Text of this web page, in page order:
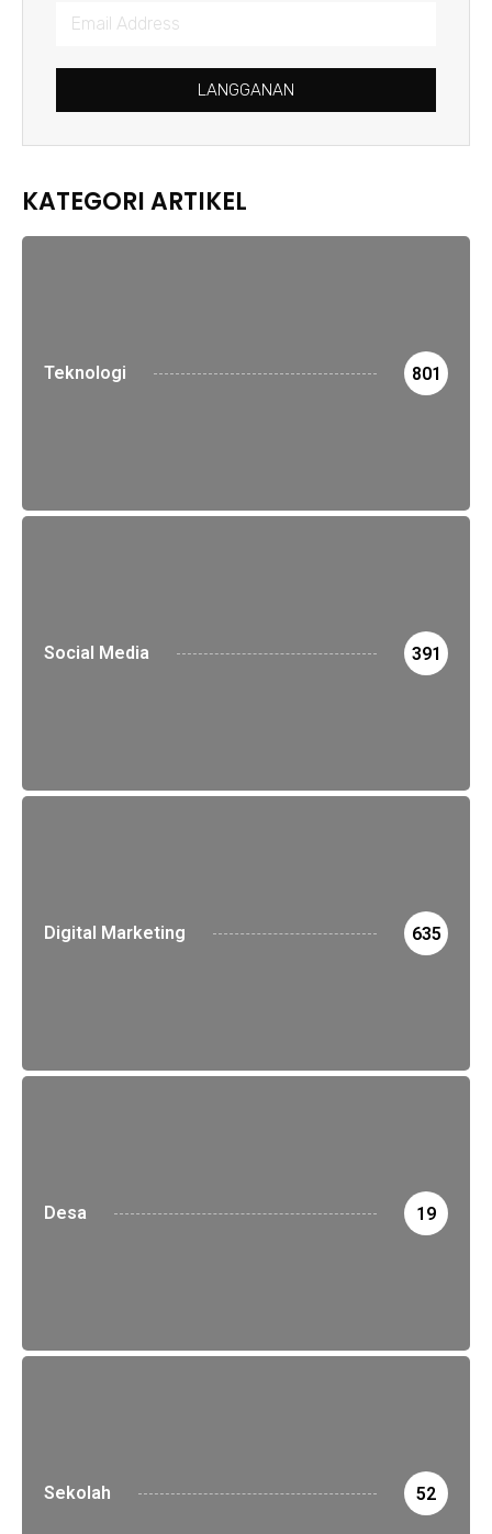
LANGGANAN
KATEGORI ARTIKEL
Teknologi 801
Social Media 391
Digital Marketing 635
Desa 19
Sekolah 52